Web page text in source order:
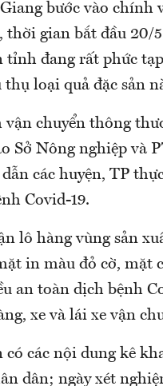
bước vào
thời gian bắt đầu 20/
tỉnh đang rất phức
loại quả đặc sản
chuyển thông
Sở Nông nghiệp và
các huyện, TP
Covid-19.
lô hàng vùng sản
in màu đỏ cờ, mặt
an toàn dịch bệnh
xe và lái xe vận
có các nội dung kê
dân; ngày xét